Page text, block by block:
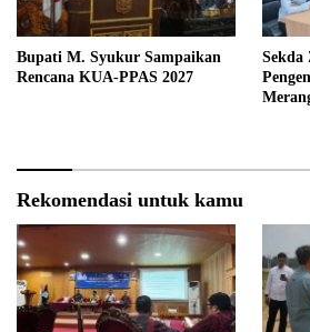
Bupati M. Syukur Sampaikan
Rencana KUA-PPAS 2027
Rekomendasi untuk kamu